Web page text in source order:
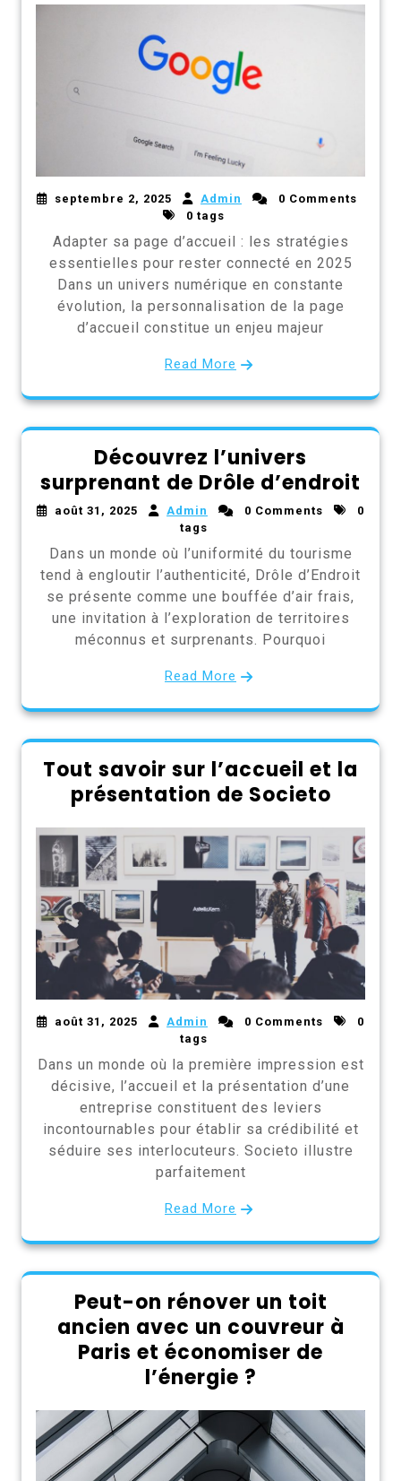
septembre 2, 2025 Admin
0 Comments
0 tags
Adapter sa page d’accueil : les stratégies
essentielles pour rester connecté en 2025
Dans un univers numérique en constante
évolution, la personnalisation de la page
d’accueil constitue un enjeu majeur
Read More
Découvrez l’univers
surprenant de Drôle d’endroit
août 31, 2025 Admin 0 Comments
0
tags
Dans un monde où l’uniformité du tourisme
tend à engloutir l’authenticité, Drôle d’Endroit
se présente comme une bouffée d’air frais,
une invitation à l’exploration de territoires
méconnus et surprenants. Pourquoi
Read More
Tout savoir sur l’accueil et la
présentation de Societo
août 31, 2025 Admin 0 Comments
0
tags
Dans un monde où la première impression est
décisive, l’accueil et la présentation d’une
entreprise constituent des leviers
incontournables pour établir sa crédibilité et
séduire ses interlocuteurs. Societo illustre
parfaitement
Read More
Peut-on rénover un toit
ancien avec un couvreur à
Paris et économiser de
l’énergie ?